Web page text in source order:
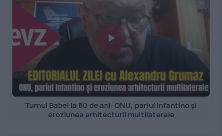
Turnul Babel la 80 de ani: ONU, pariul Infantino și
eroziunea arhitecturii multilaterale